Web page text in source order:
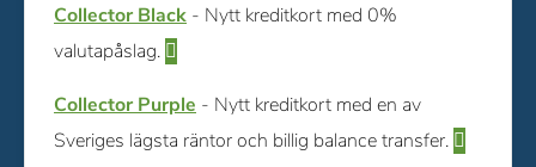
Collector Black - Nytt kreditkort med 0%
valutapåslag.
Collector Purple - Nytt kreditkort med en av
Sveriges lägsta räntor och billig balance transfer.